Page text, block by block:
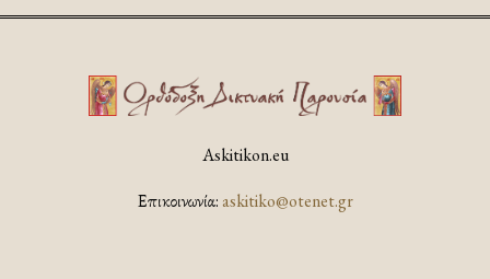
Askitikon.eu
Επικοινωνία:askitiko@otenet.gr